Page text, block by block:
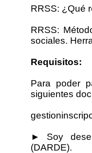
RRSS: ¿Qué
RRSS:
sociales.
Requisitos:
Para poder
siguientes
► Soy
(DARDE).